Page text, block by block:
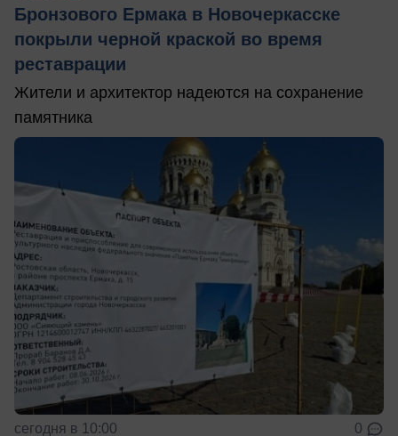
Бронзового Ермака в Новочеркасске
покрыли черной краской во время
реставрации
Жители и архитектор надеются на сохранение
памятника
сегодня в 10:00 0